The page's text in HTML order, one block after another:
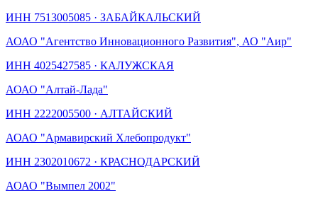
ИНН 7513005085 · ЗАБАЙКАЛЬСКИЙ
АОАО "Агентство Инновационного Развития", АО "Аир"
ИНН 4025427585 · КАЛУЖСКАЯ
АОАО "Алтай-Лада"
ИНН 2222005500 · АЛТАЙСКИЙ
АОАО "Армавирский Хлебопродукт"
ИНН 2302010672 · КРАСНОДАРСКИЙ
АОАО "Вымпел 2002"